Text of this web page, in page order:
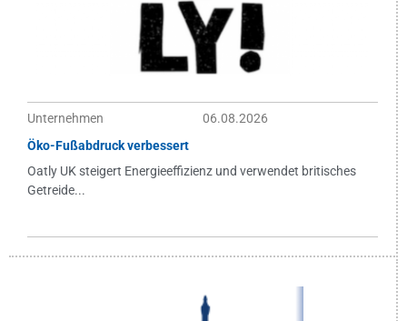
Unternehmen
06.08.2026
Öko-Fußabdruck verbessert
Oatly UK steigert Energieeffizienz und verwendet britisches
Getreide...